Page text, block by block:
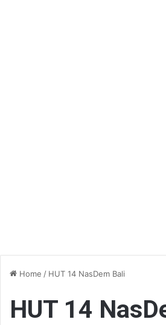
Home / HUT 14 NasDem Bali
HUT 14